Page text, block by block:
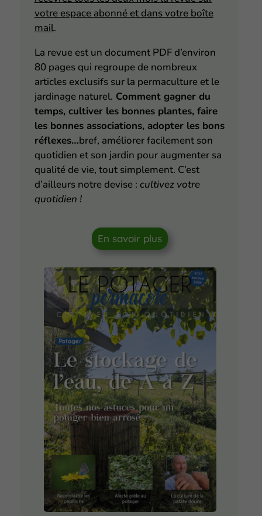
votre espace abonné et dans votre boîte
mail.
La revue est un document PDF d’environ
80 pages qui regroupe de nombreux
articles exclusifs sur la permaculture et le
jardinage naturel. Comment gagner du
temps, cultiver les bonnes plantes, faire
les bonnes associations, adopter les bons
réflexes…bref, améliorer facilement son
quotidien et son jardin pour augmenter sa
qualité de vie, tout simplement. C’est
d’ailleurs notre devise : cultivez votre
quotidien !
En savoir plus